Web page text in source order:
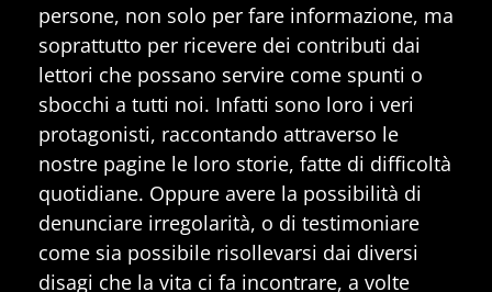
persone, non solo per fare informazione, ma
soprattutto per ricevere dei contributi dai
lettori che possano servire come spunti o
sbocchi a tutti noi. Infatti sono loro i veri
protagonisti, raccontando attraverso le
nostre pagine le loro storie, fatte di difficoltà
quotidiane. Oppure avere la possibilità di
denunciare irregolarità, o di testimoniare
come sia possibile risollevarsi dai diversi
disagi che la vita ci fa incontrare, a volte